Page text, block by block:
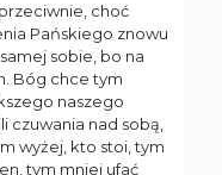
choć
Pańskiego znowu
sobie, bo na
Bóg chce tym
naszego
czuwania nad sobą,
wyżej, kto stoi, tym
tym mniej ufać